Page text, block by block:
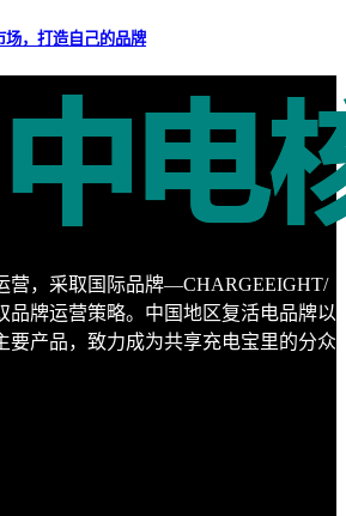
场，打造自己的品牌
营，采取国际品牌—CHARGEEIGHT/
牌运营策略。中国地区复活电品牌以
要产品，致力成为共享充电宝里的分众